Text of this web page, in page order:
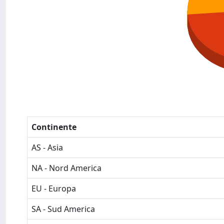
Continente
AS - Asia
NA - Nord America
EU - Europa
SA - Sud America